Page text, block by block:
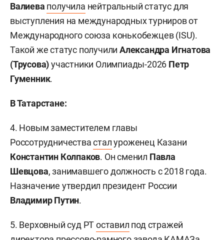
Валиева получила нейтральный статус для
выступления на международных турниров от
Международного союза конькобежцев (ISU).
Такой же статус получилиАлександра Игнатова
(Трусова)участники Олимпиады-2026 Петр
Гуменник.
В Татарстане:
4. Новым заместителем главы
Россотрудничествасталуроженец Казани
Константин Колпаков. Он сменил Павла
Шевцова, занимавшего должность с 2018 года.
Назначение утвердил президент России
Владимир Путин.
5. Верховный суд РТоставил под стражей